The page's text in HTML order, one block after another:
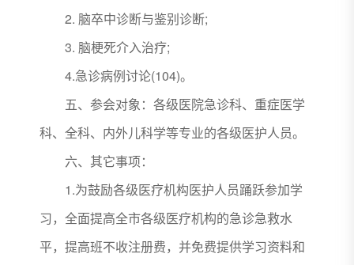
2. 脑卒中诊断与鉴别诊断;
3. 脑梗死介入治疗;
4.急诊病例讨论(104)。
五、参会对象：各级医院急诊科、重症医学
科、全科、内外儿科学等专业的各级医护人员。
六、其它事项：
1.为鼓励各级医疗机构医护人员踊跃参加学
习，全面提高全市各级医疗机构的急诊急救水
平，提高班不收注册费，并免费提供学习资料和